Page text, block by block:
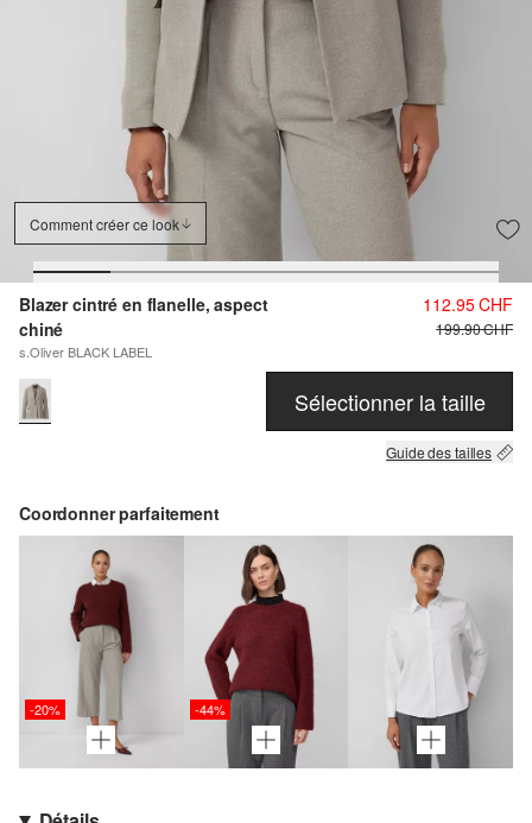
Comment créer ce look
Blazer cintré en flanelle, aspect
chiné
s.Oliver BLACK LABEL
112.95 CHF
199.90 CHF
Sélectionner la taille
Guide des tailles
Coordonner parfaitement
-20% -44%